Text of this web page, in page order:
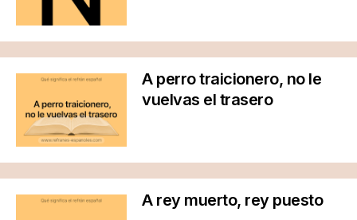
A perro traicionero, no le
vuelvas el trasero
A rey muerto, rey puesto